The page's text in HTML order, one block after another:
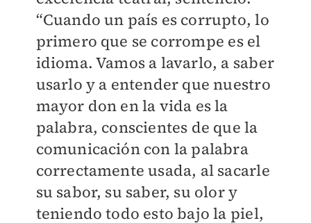
“Cuando un país es corrupto, lo
primero que se corrompe es el
idioma. Vamos a lavarlo, a saber
usarlo y a entender que nuestro
mayor don en la vida es la
palabra, conscientes de que la
comunicación con la palabra
correctamente usada, al sacarle
su sabor, su saber, su olor y
teniendo todo esto bajo la piel,